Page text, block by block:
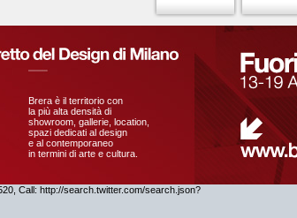
Brera è il territorio con
la più alta densità di
showroom, gallerie, location,
spazi dedicati al design
e al contemporaneo
in termini di arte e cultura.
Call: http://search.twitter.com/search.json?